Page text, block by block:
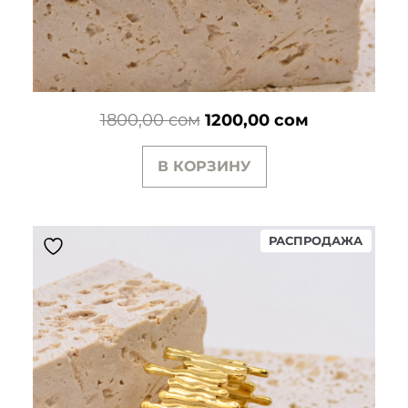
1800,00сом Первоначальная
цена
составляла
1200,00 сомТекущая
В КОРЗИНУ
РАСПРОДАЖА
ТОВАР